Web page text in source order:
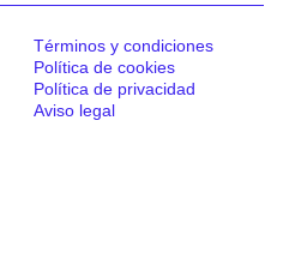
Términos y condiciones
Política de cookies
Política de privacidad
Aviso legal